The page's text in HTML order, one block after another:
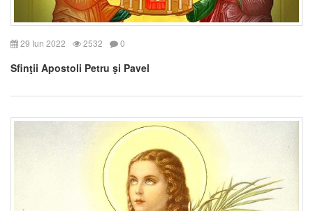
29 Iun 2022 2532 0
Sfinţii Apostoli Petru şi Pavel